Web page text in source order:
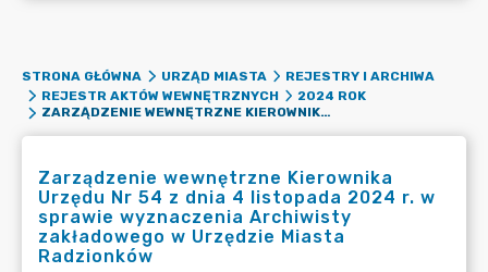
STRONA GŁÓWNA URZĄD MIASTA
REJESTRY I ARCHIWA
REJESTR AKTÓW WEWNĘTRZNYCH
2024 ROK
ZARZĄDZENIE WEWNĘTRZNE KIEROWNIKA URZĘDU NR 54 Z DNIA 4 LISTOPADA 2024 R. W SPRAWIE WYZNACZENIA ARCHIWISTY ZAKŁADOWEGO W URZĘDZIE MIASTA RADZIONKÓW
Zarządzenie wewnętrzne Kierownika
Urzędu Nr 54 z dnia 4 listopada 2024 r. w
sprawie wyznaczenia Archiwisty
zakładowego w Urzędzie Miasta
Radzionków